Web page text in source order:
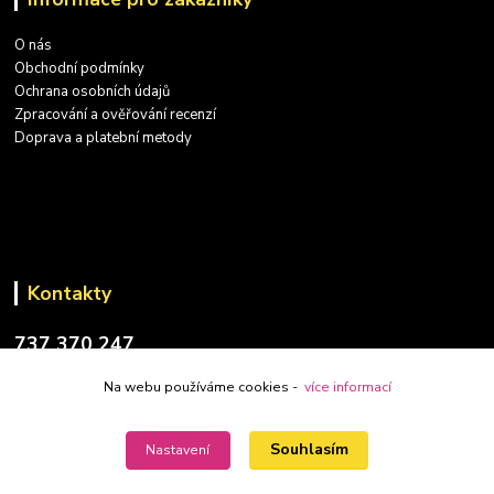
O nás
Obchodní podmínky
Ochrana osobních údajů
Zpracování a ověřování recenzí
Doprava a platební metody
Kontakty
737 370 247
Na webu používáme cookies - více informací
Nastavení Souhlasím